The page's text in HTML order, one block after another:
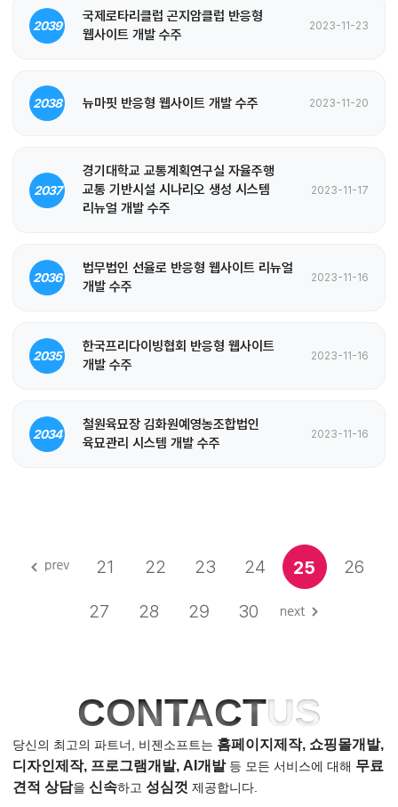
2039
국제로타리클럽 곤지암클럽 반응형
웹사이트 개발 수주
2023-11-23
2038 뉴마핏 반응형 웹사이트 개발 수주 2023-11-20
2037
경기대학교 교통계획연구실 자율주행
교통 기반시설 시나리오 생성 시스템
리뉴얼 개발 수주
2023-11-17
2036
법무법인 선율로 반응형 웹사이트 리뉴얼
개발 수주
2023-11-16
2035
한국프리다이빙협회 반응형 웹사이트
개발 수주
2023-11-16
2034
철원육묘장 김화원예영농조합법인
육묘관리 시스템 개발 수주
2023-11-16
21 22 23 24 25 26
27 28 29 30
CONTACTUS
당신의 최고의 파트너, 비젠소프트는 홈페이지제작, 쇼핑몰개발,
디자인제작, 프로그램개발, AI개발등 모든 서비스에 대해 무료
견적 상담을 신속하고 성심껏 제공합니다.